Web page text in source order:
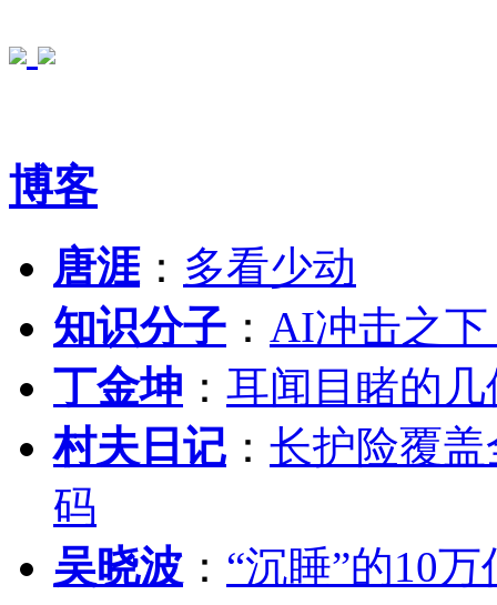
博客
唐涯： 多看少动
知识分子 ： AI冲击之
丁金坤 ： 耳闻目睹的
村夫日记 ： 长护险覆
码
吴晓波 ： “沉睡”的10